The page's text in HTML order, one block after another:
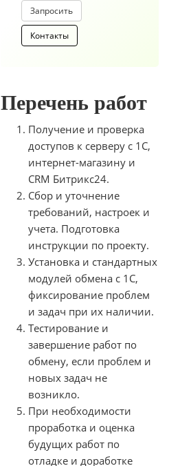
Запросить
Контакты
Перечень работ
Получение и проверка
доступов к серверу с 1С,
интернет-магазину и
CRM Битрикс24.
Сбор и уточнение
требований, настроек и
учета. Подготовка
инструкции по проекту.
Установка и стандартных
модулей обмена с 1С,
фиксирование проблем
и задач при их наличии.
Тестирование и
завершение работ по
обмену, если проблем и
новых задач не
возникло.
При необходимости
проработка и оценка
будущих работ по
отладке и доработке